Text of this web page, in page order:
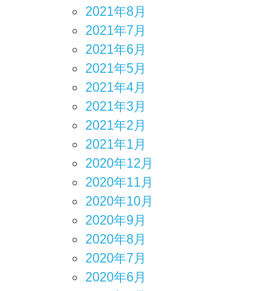
2021年8月
2021年7月
2021年6月
2021年5月
2021年4月
2021年3月
2021年2月
2021年1月
2020年12月
2020年11月
2020年10月
2020年9月
2020年8月
2020年7月
2020年6月